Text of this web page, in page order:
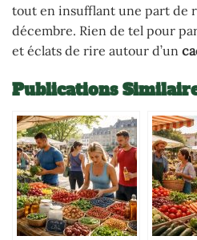
tout en insufflant une part de
décembre. Rien de tel pour
et éclats de rire autour d’un
Publications